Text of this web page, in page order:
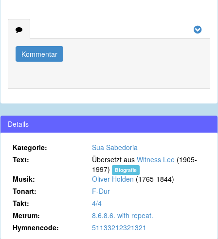
Kommentar
Details
Kategorie:
Sua Sabedoria
Text:
Übersetzt aus Witness Lee (1905-
1997)
Biografie
Musik: Oliver Holden (1765-1844)
Tonart:
F-Dur
Takt:
4/4
Metrum:
8.6.8.6. with repeat.
Hymnencode:
51133212321321